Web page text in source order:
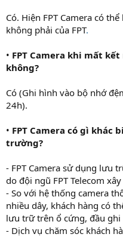
Có. Hiện FPT Camera có
không phải của FPT.
• FPT Camera khi mất
không?
Có (Ghi hình vào bộ nhớ
24h).
• FPT Camera có gì khác
trường?
- FPT Camera sử dụng lưu
do đội ngũ FPT Telecom
- So với hệ thống camera
nhiều dây, khách hàng có
lưu trữ trên ổ cứng, đầu ghi
- Dịch vụ chăm sóc khách